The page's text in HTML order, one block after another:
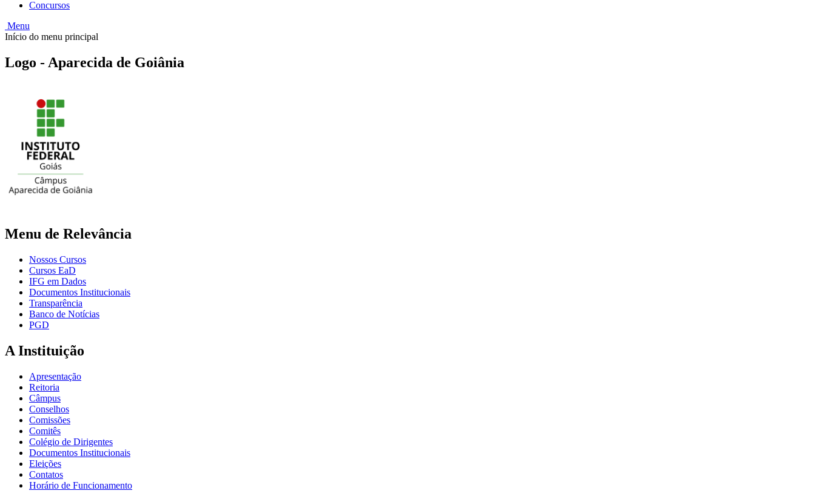
Concursos
Menu
Início do menu principal
Logo - Aparecida de Goiânia
Menu de Relevância
Nossos Cursos
Cursos EaD
IFG em Dados
Documentos Institucionais
Transparência
Banco de Notícias
PGD
A Instituição
Apresentação
Reitoria
Câmpus
Conselhos
Comissões
Comitês
Colégio de Dirigentes
Documentos Institucionais
Eleições
Contatos
Horário de Funcionamento